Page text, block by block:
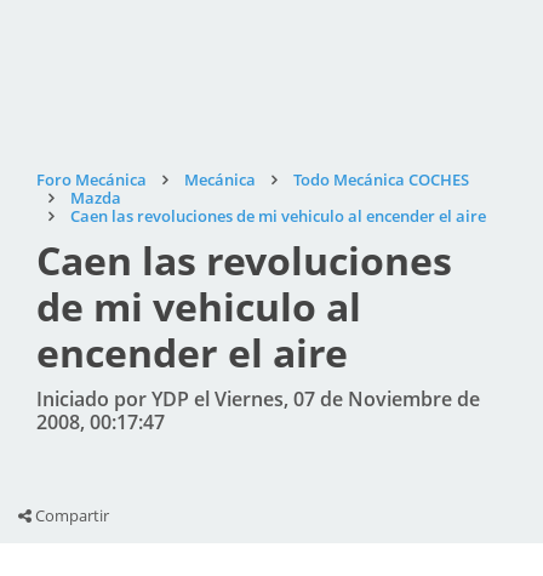
Foro Mecánica Mecánica
Todo Mecánica COCHES
Mazda
Caen las revoluciones de mi vehiculo al encender el aire
Caen las revoluciones
de mi vehiculo al
encender el aire
Iniciado por YDP el Viernes, 07 de Noviembre de
2008, 00:17:47
Compartir